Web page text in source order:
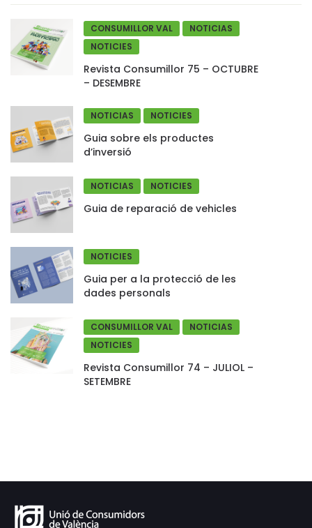
CONSUMILLOR VAL
NOTICIAS
NOTICIES
Revista Consumillor 75 – OCTUBRE
– DESEMBRE
NOTICIAS NOTICIES
Guia sobre els productes
d’inversió
NOTICIAS NOTICIES
Guia de reparació de vehicles
NOTICIES
Guia per a la protecció de les
dades personals
CONSUMILLOR VAL
NOTICIAS
NOTICIES
Revista Consumillor 74 – JULIOL –
SETEMBRE